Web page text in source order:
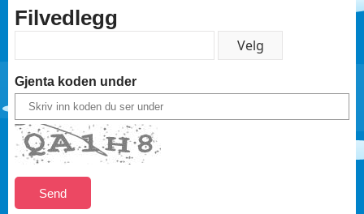
Filvedlegg
Gjenta koden under